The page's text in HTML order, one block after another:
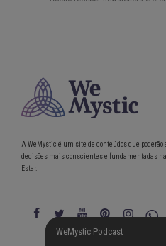
WeMystic Podcast
A WeMystic é um site de conteúdos que
decisões mais conscientes e fundamentadas
Estar.
WeMystic Podcast